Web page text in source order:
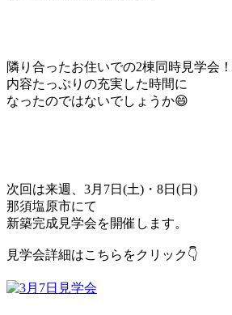
隣り合ったお住いでの2棟同時見学会！
内容たっぷりの充実した時間に
なったのではないでしょうか😄
次回は来週、3月7日(土)・8日(日)
那須塩原市にて
新築完成見学会を開催します。
見学会詳細はこちらをクリック👇